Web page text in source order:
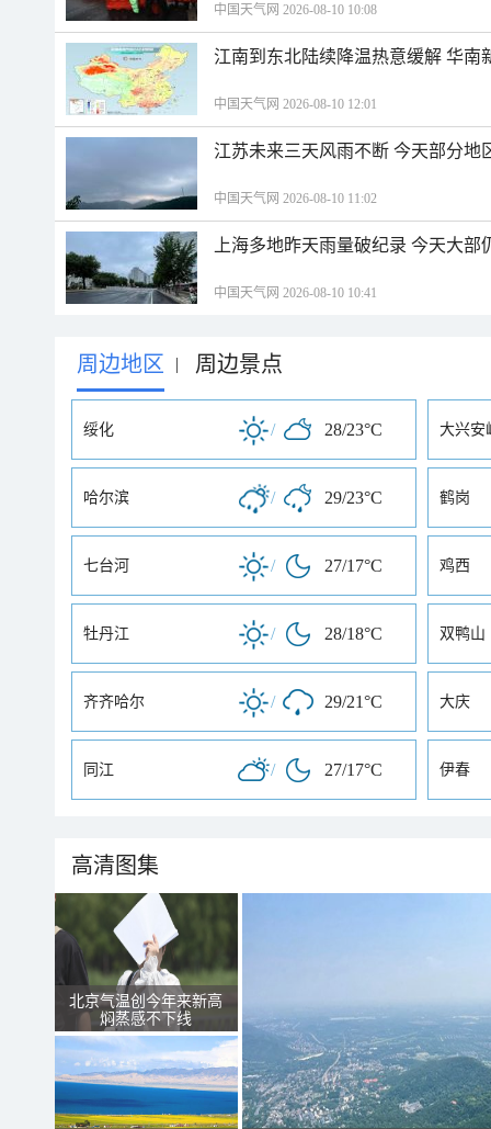
中国天气网 2026-08-10 10:08
江南到东北陆续降温热意缓解 华南
中国天气网 2026-08-10 12:01
江苏未来三天风雨不断 今天部分地
中国天气网 2026-08-10 11:02
上海多地昨天雨量破纪录 今天大
中国天气网 2026-08-10 10:41
周边地区 | 周边景点
绥化 / 28/23°C 大兴安
哈尔滨 / 29/23°C 鹤岗
七台河 / 27/17°C 鸡西
牡丹江 / 28/18°C 双鸭山
齐齐哈尔 / 29/21°C 大庆
同江 / 27/17°C 伊春
高清图集
北京气温创今年来新高
焖蒸感不下线